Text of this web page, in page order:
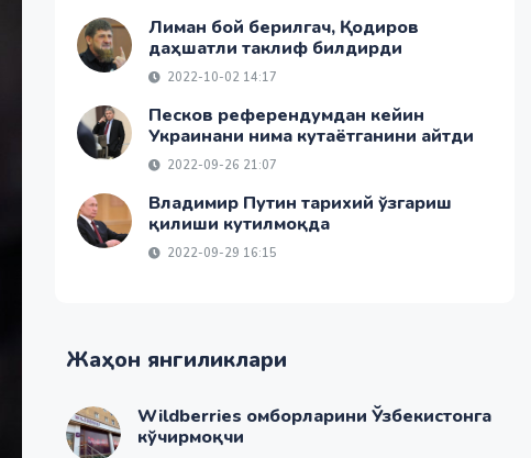
Лиман бой берилгач, Қодиров
даҳшатли таклиф билдирди
2022-10-02 14:17
Песков референдумдан кейин
Украинани нима кутаётганини айтди
2022-09-26 21:07
Владимир Путин тарихий ўзгариш
қилиши кутилмоқда
2022-09-29 16:15
Жаҳон янгиликлари
Wildberries омборларини Ўзбекистонга
кўчирмоқчи